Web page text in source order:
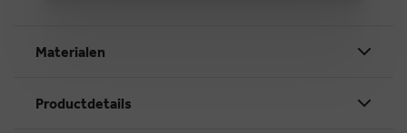
Materialen
Productdetails